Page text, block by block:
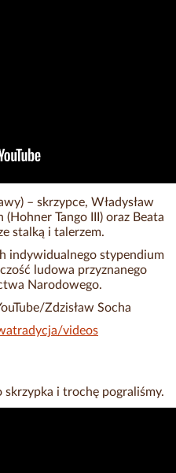
– skrzypce, Władysław
Tango III) oraz Beata
stalką i talerzem.
indywidualnego stypendium
ludowa przyznanego
Narodowego.
Zdzisław Socha
videos
skrzypka i trochę pograliśmy.